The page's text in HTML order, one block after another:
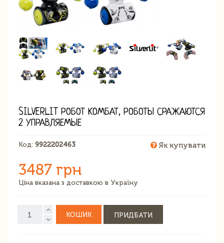
SILVERLIT РОБОТ КОМБАТ, РОБОТЫ СРАЖАЮТСЯ
2 УПРАВЛЯЕМЫЕ
Код: 9922202463 Як купувати
3487 грн
Ціна вказана з доставкою в Україну
КОШИК ПРИДБАТИ